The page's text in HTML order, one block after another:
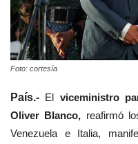
Foto: cortesía
País.- El viceministro
Oliver Blanco, reafirmó
Venezuela e Italia,